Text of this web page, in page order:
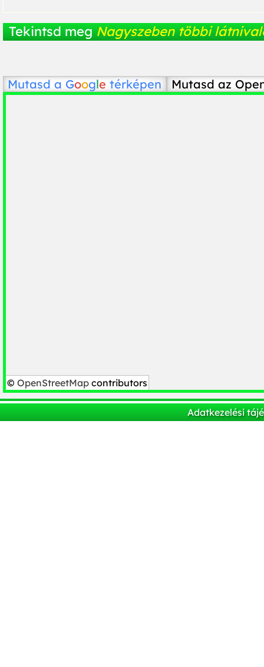
Tekintsd meg Nagyszeben többi
Mutasd a Google térképen Mutasd az
© OpenStreetMap contributors
Adatkezelési